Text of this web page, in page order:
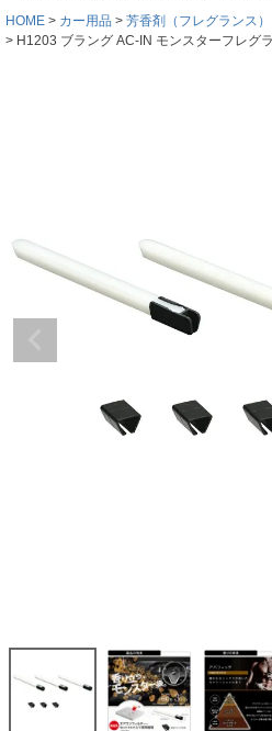
HOME
カー用品 芳香剤（フレグランス）
H1203 ブラング AC-IN モンスターフレグ